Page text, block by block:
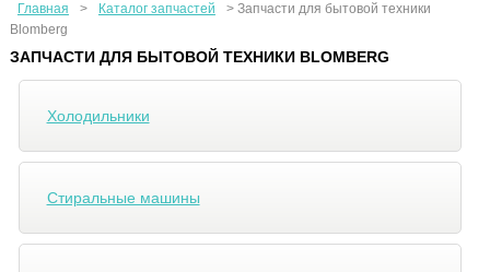
Главная > Каталог запчастей > Запчасти для бытовой техники
Blomberg
ЗАПЧАСТИ ДЛЯ БЫТОВОЙ ТЕХНИКИ BLOMBERG
Холодильники
Стиральные машины